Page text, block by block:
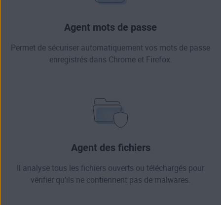
Agent mots de passe
Permet de sécuriser automatiquement vos mots de passe
enregistrés dans Chrome et Firefox.
Agent des fichiers
Il analyse tous les fichiers ouverts ou téléchargés pour
vérifier qu’ils ne contiennent pas de malwares.